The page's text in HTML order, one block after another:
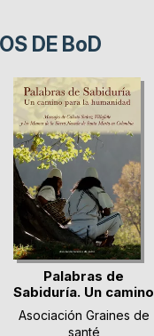
DE BoD
Palabras de
Sabiduría. Un camino
p(...)
Asociación Graines de
santé